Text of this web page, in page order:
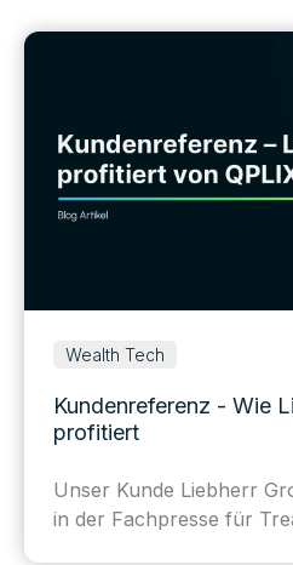
Wealth Tech
Kundenreferenz - Wie
profitiert
Unser Kunde Liebherr
in der Fachpresse für